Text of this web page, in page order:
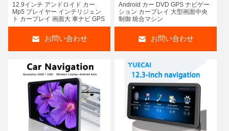
12.9インチ アンドロイド カー
Mp5 プレイヤー インテリジェン
ト カープレイ 画面大 車ナビ GPS
お問い合わせ
Android カー DVD GPS ナビゲー
ション カープレイ 大型画面中央
制御 統合マシン
お問い合わせ